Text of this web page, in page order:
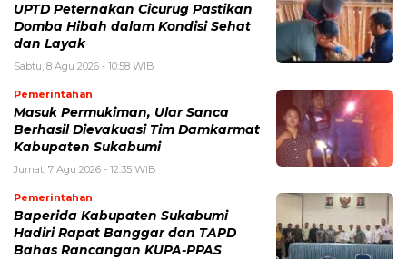
UPTD Peternakan Cicurug Pastikan
Domba Hibah dalam Kondisi Sehat
dan Layak
Sabtu, 8 Agu 2026 - 10:58 WIB
Pemerintahan
Masuk Permukiman, Ular Sanca
Berhasil Dievakuasi Tim Damkarmat
Kabupaten Sukabumi
Jumat, 7 Agu 2026 - 12:35 WIB
Pemerintahan
Baperida Kabupaten Sukabumi
Hadiri Rapat Banggar dan TAPD
Bahas Rancangan KUPA-PPAS